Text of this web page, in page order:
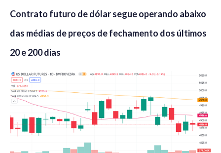
Contrato futuro de dólar segue operando abaixo
das médias de preços de fechamento dos últimos
20 e 200 dias